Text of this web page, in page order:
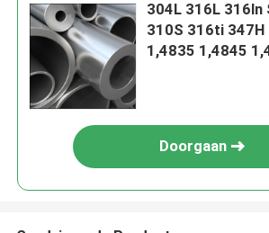
304L 316L 316ln
310S 316ti 347H
1,4835 1,4845
Doorgaan